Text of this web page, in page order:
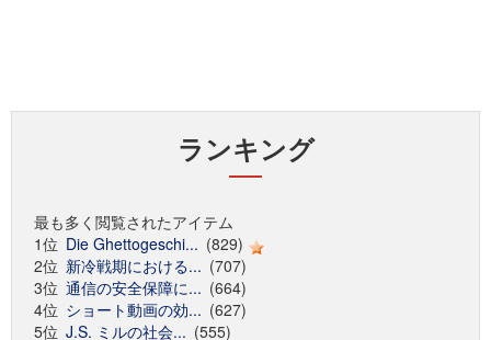
ランキング
最も多く閲覧されたアイテム
1位 Die Ghettogeschi... (829)
2位 新冷戦期における... (707)
3位 通信の安全保障に... (664)
4位 ショート動画の効... (627)
5位 J.S. ミルの社会... (555)